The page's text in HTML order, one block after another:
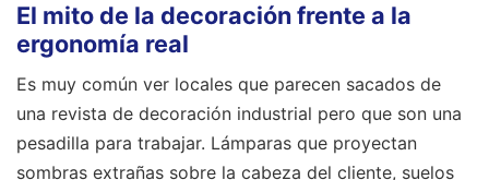
El mito de la decoración frente a la
ergonomía real
Es muy común ver locales que parecen sacados de
una revista de decoración industrial pero que son una
pesadilla para trabajar. Lámparas que proyectan
sombras extrañas sobre la cabeza del cliente, suelos